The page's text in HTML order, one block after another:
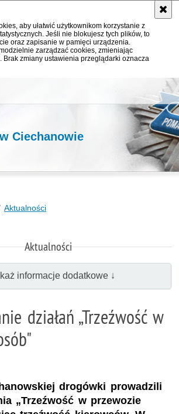
aby ułatwić użytkownikom korzystanie z
Jeśli nie blokujesz tych plików, to
oraz zapisanie w pamięci urządzenia.
zarządzać cookies, zmieniając
Brak zmiany ustawienia przeglądarki oznacza
Ciechanowie
Aktualności
Aktualności
informacje dodatkowe ↓
działań „Trzeźwość w
drogówki prowadzili
„Trzeźwość w przewozie